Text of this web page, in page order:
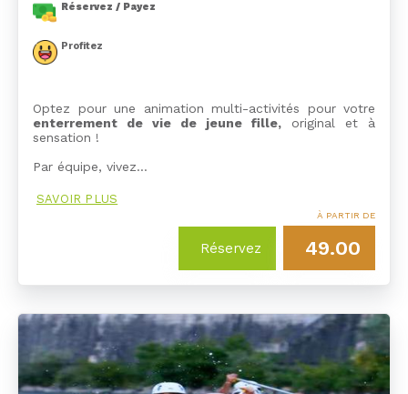
Réservez / Payez
Profitez
Optez pour une animation multi-activités pour votre
enterrement de vie de jeune fille, original et à
sensation !
Par équipe, vivez…
SAVOIR PLUS
Réservez
À PARTIR DE
49.00